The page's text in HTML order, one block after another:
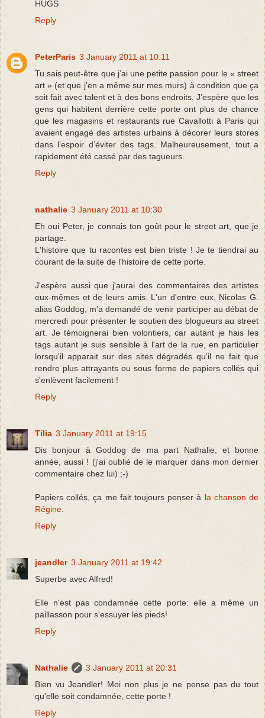
HUGS
Reply
PeterParis 3 January 2011 at 10:11
Tu sais peut-être que j’ai une petite passion pour le « street
art » (et que j’en a même sur mes murs) à condition que ça
soit fait avec talent et à des bons endroits. J’espère que les
gens qui habitent derrière cette porte ont plus de chance
que les magasins et restaurants rue Cavallotti à Paris qui
avaient engagé des artistes urbains à décorer leurs stores
dans l’espoir d’éviter des tags. Malheureusement, tout a
rapidement été cassé par des tagueurs.
Reply
nathalie 3 January 2011 at 10:30
Eh oui Peter, je connais ton goût pour le street art, que je
partage.
L'histoire que tu racontes est bien triste ! Je te tiendrai au
courant de la suite de l'histoire de cette porte.
J'espère aussi que j'aurai des commentaires des artistes
eux-mêmes et de leurs amis. L'un d'entre eux, Nicolas G.
alias Goddog, m'a demandé de venir participer au débat de
mercredi pour présenter le soutien des blogueurs au street
art. Je témoignerai bien volontiers, car autant je hais les
tags autant je suis sensible à l'art de la rue, en particulier
lorsqu'il apparait sur des sites dégradés qu'il ne fait que
rendre plus attrayants ou sous forme de papiers collés qui
s'enlèvent facilement !
Reply
Tilia 3 January 2011 at 19:15
Dis bonjour à Goddog de ma part Nathalie, et bonne
année, aussi ! (j'ai oublié de le marquer dans mon dernier
commentaire chez lui) ;-)
Papiers collés, ça me fait toujours penser à la chanson de
Régine
Reply
jeandler 3 January 2011 at 19:42
Superbe avec Alfred!
Elle n'est pas condamnée cette porte: elle a même un
paillasson pour s'essuyer les pieds!
Reply
Nathalie
3 January 2011 at 20:31
Bien vu Jeandler! Moi non plus je ne pense pas du tout
qu'elle soit condamnée, cette porte !
Reply